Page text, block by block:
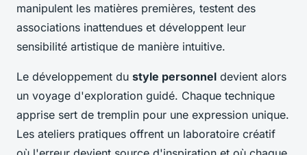
manipulent les matières premières, testent des
associations inattendues et développent leur
sensibilité artistique de manière intuitive.
Le développement du style personnel devient alors
un voyage d'exploration guidé. Chaque technique
apprise sert de tremplin pour une expression unique.
Les ateliers pratiques offrent un laboratoire créatif